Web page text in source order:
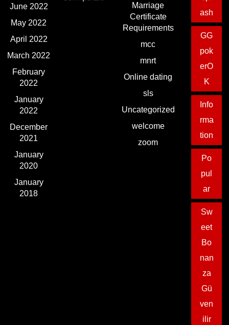
June 2022
May 2022
April 2022
March 2022
February
2022
January
2022
December
2021
January
2020
January
2018
Marriage
Certificate
Requirements
mcc
mnrt
Online dating
sls
Uncategorized
welcome
zoom
ash
GG
pok
erO
K
Info
rma
tion
Po
pul
ar
Sw
eet
Bo
nan
za
Gü
ven
ilir